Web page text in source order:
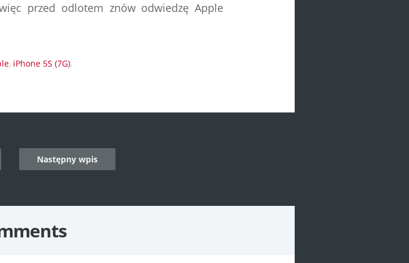
przed odlotem znów odwiedzę Apple
, iPhone 5S (7G).
Następny wpis